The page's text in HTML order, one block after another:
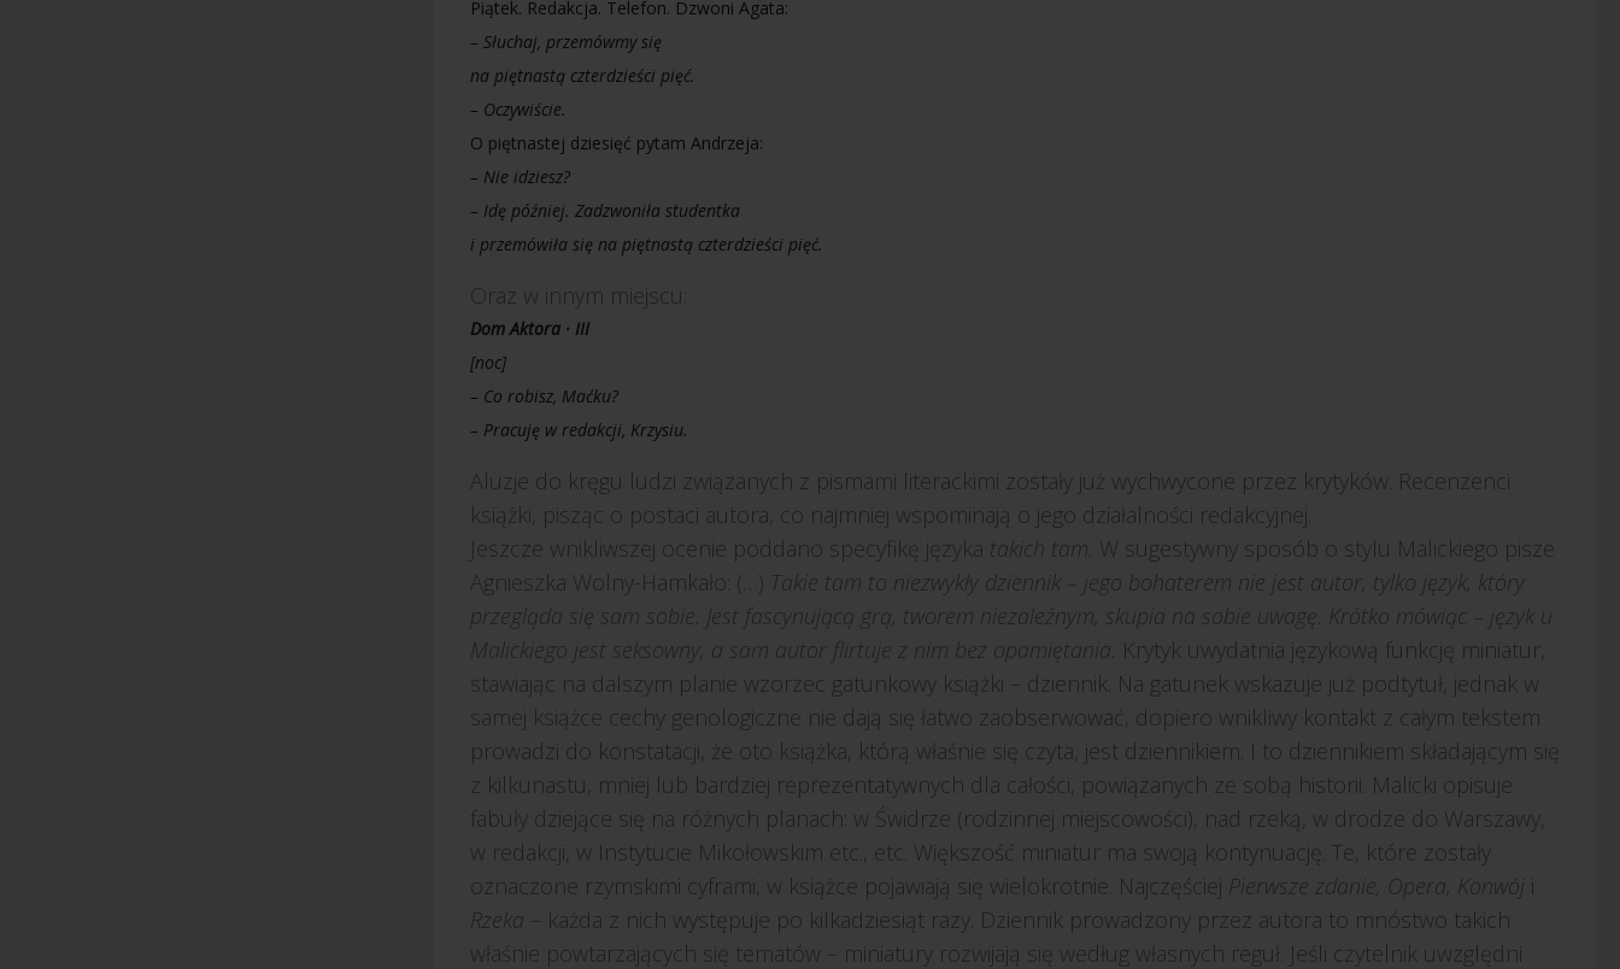
Piątek. Redakcja. Telefon. Dzwoni Agata:
– Słuchaj, przemówmy się
na piętnastą czterdzieści pięć.
– Oczywiście.
O piętnastej dziesięć pytam Andrzeja:
– Nie idziesz?
– Idę później. Zadzwoniła studentka
i przemówiła się na piętnastą czterdzieści pięć.
Oraz w innym miejscu:
Dom Aktora · III
[noc]
– Co robisz, Maćku?
– Pracuję w redakcji, Krzysiu.
Aluzje do kręgu ludzi związanych z pismami literackimi zostały już wychwycone przez krytyków. Recenzenci
książki, pisząc o postaci autora, co najmniej wspominają o jego działalności redakcyjnej.
Jeszcze wnikliwszej ocenie poddano specyfikę języka takich tam. W sugestywny sposób o stylu Malickiego pisze
Agnieszka Wolny-Hamkało: (…) Takie tam to niezwykły dziennik – jego bohaterem nie jest autor, tylko język, który
przegląda się sam sobie. Jest fascynującą grą, tworem niezależnym, skupia na sobie uwagę. Krótko mówiąc – język u
Malickiego jest seksowny, a sam autor flirtuje z nim bez opamiętania. Krytyk uwydatnia językową funkcję miniatur,
stawiając na dalszym planie wzorzec gatunkowy książki – dziennik. Na gatunek wskazuje już podtytuł, jednak w
samej książce cechy genologiczne nie dają się łatwo zaobserwować, dopiero wnikliwy kontakt z całym tekstem
prowadzi do konstatacji, że oto książka, którą właśnie się czyta, jest dziennikiem. I to dziennikiem składającym się
z kilkunastu, mniej lub bardziej reprezentatywnych dla całości, powiązanych ze sobą historii. Malicki opisuje
fabuły dziejące się na różnych planach: w Świdrze (rodzinnej miejscowości), nad rzeką, w drodze do Warszawy,
w redakcji, w Instytucie Mikołowskim etc., etc. Większość miniatur ma swoją kontynuację. Te, które zostały
oznaczone rzymskimi cyframi, w książce pojawiają się wielokrotnie. Najczęściej Pierwsze zdanie, Opera, Konwój i
Rzeka – każda z nich występuje po kilkadziesiąt razy. Dziennik prowadzony przez autora to mnóstwo takich
właśnie powtarzających się tematów – miniatury rozwijają się według własnych reguł. Jeśli czytelnik uwzględni